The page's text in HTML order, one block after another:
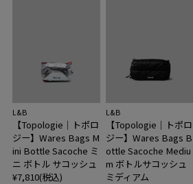
L&B
【Topologie｜トポロ
ジー】Wares Bags M
ini Bottle Sacoche ミ
ニ ボトル サコッシュ
¥7,810(税込)
L&B
【Topologie｜トポロ
ジー】Wares Bags B
ottle Sacoche Mediu
m ボトルサコッシュ
ミディアム